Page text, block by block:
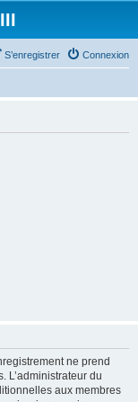
Connexion
S’enregistrer
ne prend
L’administrateur du
aux membres